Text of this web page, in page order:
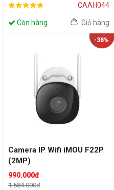
CAAH044
Còn hàng Giỏ hàng
-38%
Camera IP Wifi iMOU F22P
(2MP)
990.000đ
1.584.000đ